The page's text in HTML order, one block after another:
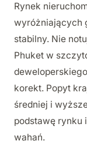
Rynek
wyróżniających
stabilny. Nie
Phuket w
korekt. Popyt
średniej i
podstawę rynku
wahań.